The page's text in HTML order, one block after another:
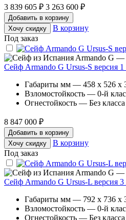
3 839 605 ₽ 3 263 600 ₽
Добавить в корзину
Хочу скидку
В корзину
Под заказ
Armando G —
Сейф Armando G Ursus-S версия 1
Габариты мм — 458 x 526 x
Взломостойкость — 0-й
Огнестойкость — Без класса
8 847 000 ₽
Добавить в корзину
Хочу скидку
В корзину
Под заказ
Armando G —
Сейф Armando G Ursus-L версия 3
Габариты мм — 792 x 736 x
Взломостойкость — 0-й
Огнестойкость — Без класса